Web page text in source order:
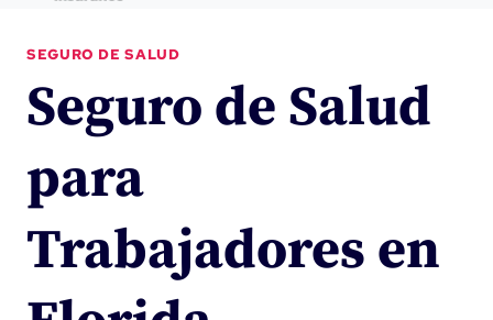
SEGURO DE SALUD
Seguro de Salud
para
Trabajadores en